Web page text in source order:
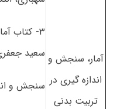
آمار، سنجش و
اندازه گیری در
تربیت بدنی
۳- کتاب
سعید
سنجش و